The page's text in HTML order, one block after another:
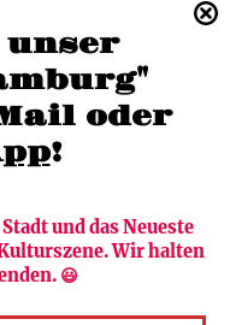
unser
Update per E-Mail oder
!
und das Neueste
Wir halten
😃